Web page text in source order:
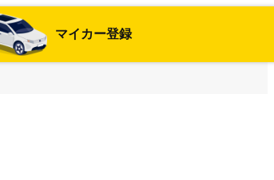
マイカー登録